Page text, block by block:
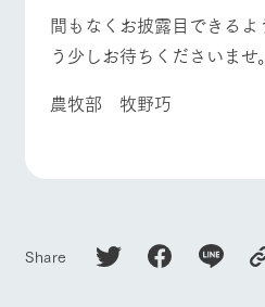
間もなくお披露目できる
う少しお待ちくださいませ。
農牧部 牧野巧
Share